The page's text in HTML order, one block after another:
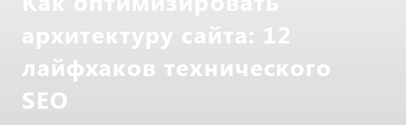
архитектуру сайта: 12
лайфхаков технического
SEO